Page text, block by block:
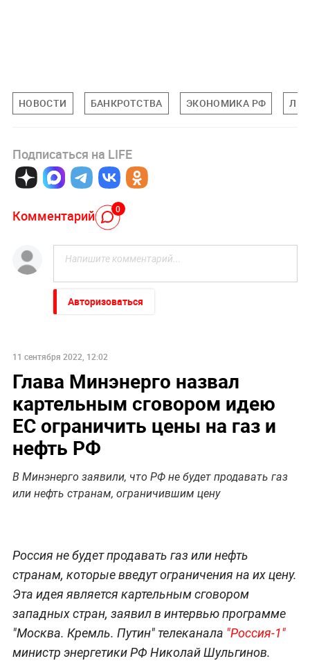
НОВОСТИ БАНКРОТСТВА ЭКОНОМИКА РФ
Подписаться на LIFE
Комментарий 0
Авторизоваться
11 сентября 2022, 12:02
Глава Минэнерго назвал
картельным сговором идею
ЕС ограничить цены на газ и
нефть РФ
В Минэнерго заявили, что РФ не будет продавать газ
или нефть странам, ограничившим цену
Россия не будет продавать газ или нефть
странам, которые введут ограничения на их цену.
Эта идея является картельным сговором
западных стран, заявил в интервью программе
"Москва. Кремль. Путин" телеканала "Россия-1"
министр энергетики РФ Николай Шульгинов.